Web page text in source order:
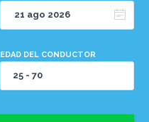
EDAD DEL CONDUCTOR